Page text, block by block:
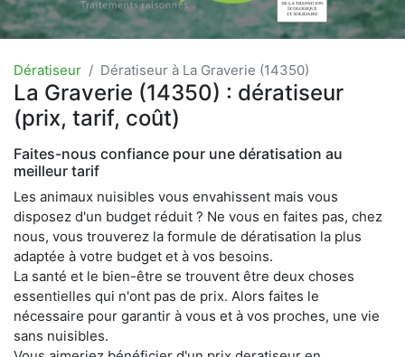
Dératiseur Dératiseur à La Graverie (14350)
La Graverie (14350) : dératiseur
(prix, tarif, coût)
Faites-nous confiance pour une dératisation au
meilleur tarif
Les animaux nuisibles vous envahissent mais vous
disposez d'un budget réduit ? Ne vous en faites pas, chez
nous, vous trouverez la formule de dératisation la plus
adaptée à votre budget et à vos besoins.
La santé et le bien-être se trouvent être deux choses
essentielles qui n'ont pas de prix. Alors faites le
nécessaire pour garantir à vous et à vos proches, une vie
sans nuisibles.